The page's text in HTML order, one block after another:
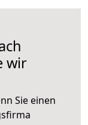
wir
Sie einen